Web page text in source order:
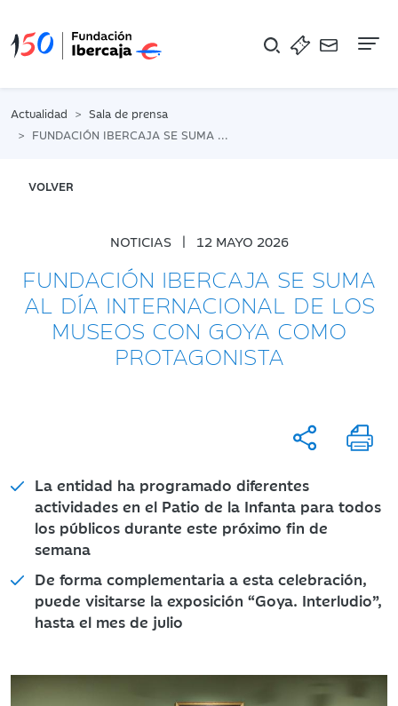
Actualidad
Sala de prensa
FUNDACIÓN IBERCAJA SE SUMA AL DÍA INTERNACIONAL DE LOS MUSEOS CON GOYA COMO PROTAGONISTA
VOLVER
NOTICIAS | 12 MAYO 2026
FUNDACIÓN IBERCAJA SE SUMA
AL DÍA INTERNACIONAL DE LOS
MUSEOS CON GOYA COMO
PROTAGONISTA
La entidad ha programado diferentes
actividades en el Patio de la Infanta para todos
los públicos durante este próximo fin de
semana
De forma complementaria a esta celebración,
puede visitarse la exposición “Goya. Interludio”,
hasta el mes de julio